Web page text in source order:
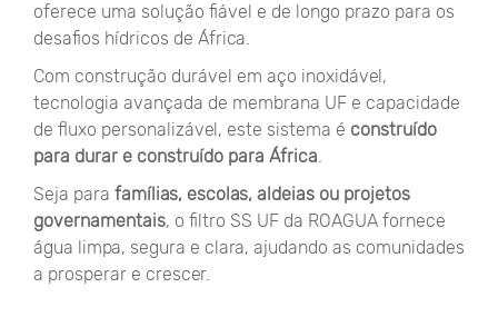
oferece uma solução fiável e de longo prazo para os
desafios hídricos de África.
Com construção durável em aço inoxidável,
tecnologia avançada de membrana UF e capacidade
de fluxo personalizável, este sistema é construído
para durar e construído para África.
Seja para famílias, escolas, aldeias ou projetos
governamentais, o filtro SS UF da ROAGUA fornece
água limpa, segura e clara, ajudando as comunidades
a prosperar e crescer.